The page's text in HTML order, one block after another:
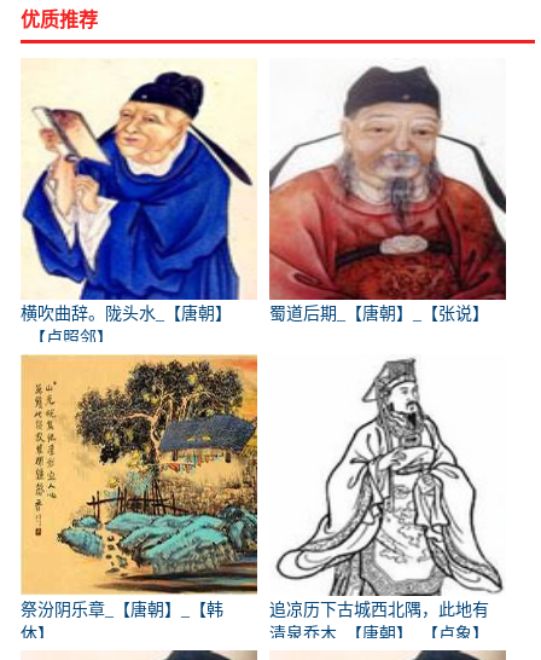
优质推荐
横吹曲辞。陇头水_【唐朝】
_【卢照邻】
蜀道后期_【唐朝】_【张说】
祭汾阴乐章_【唐朝】_【韩
休】
追凉历下古城西北隅，此地有
清泉乔木_【唐朝】_【卢象】